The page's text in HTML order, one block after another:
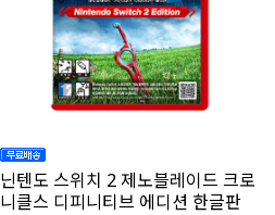
닌텐도 스위치 2 제노블레이드 크로
니클스 디피니티브 에디션 한글판